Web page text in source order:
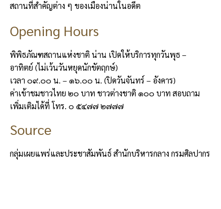
สถานที่สำคัญต่าง ๆ ของเมืองน่านในอดีต
Opening Hours
พิพิธภัณฑสถานแห่งชาติ น่าน เปิดให้บริการทุกวันพุธ –
อาทิตย์ (ไม่เว้นวันหยุดนักขัตฤกษ์)
เวลา ๐๙.๐๐ น. – ๑๖.๐๐ น. (ปิดวันจันทร์ – อังคาร)
ค่าเข้าชมชาวไทย ๒๐ บาท ชาวต่างชาติ ๑๐๐ บาท สอบถาม
เพิ่มเติมได้ที่ โทร. ๐ ๕๔๗๗ ๒๗๗๗
Source
กลุ่มเผยแพร่และประชาสัมพันธ์ สำนักบริหารกลาง กรมศิลปากร